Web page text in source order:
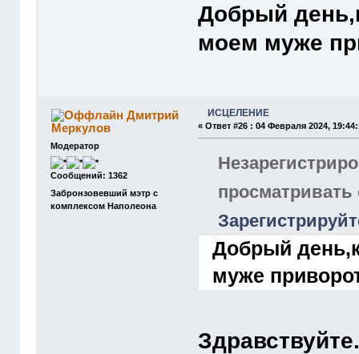
Добрый
моем муже
Дмитрий
Меркулов
Модератор
Сообщений: 1362
Забронзовевший мэтр с
комплексом Наполеона
ИСЦЕЛЕНИЕ
«Ответ #26 : 04 Февраля 2024,
Добрый
муже